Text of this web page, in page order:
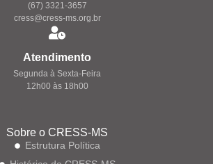
(67) 3321-3657
cress@cress-ms.org.br
Atendimento
Segunda à Sexta-Feira
12h00 às 18h00
Sobre o CRESS-MS
Estrutura Política